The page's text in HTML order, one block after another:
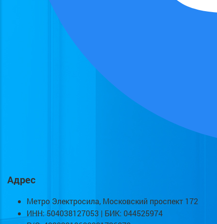
Адрес
Метро Электросила, Московский проспект 172
ИНН: 504038127053 | БИК: 044525974